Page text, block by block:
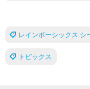
レインボーシックス シ
トピックス